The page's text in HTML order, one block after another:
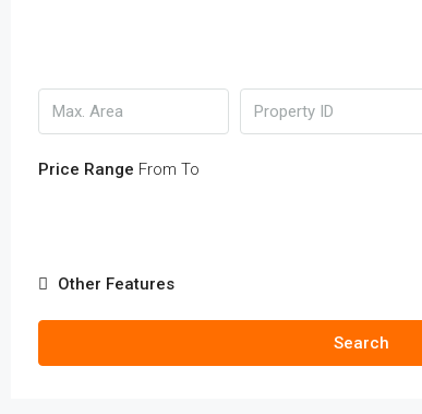
Price Range From To
Other Features
Search